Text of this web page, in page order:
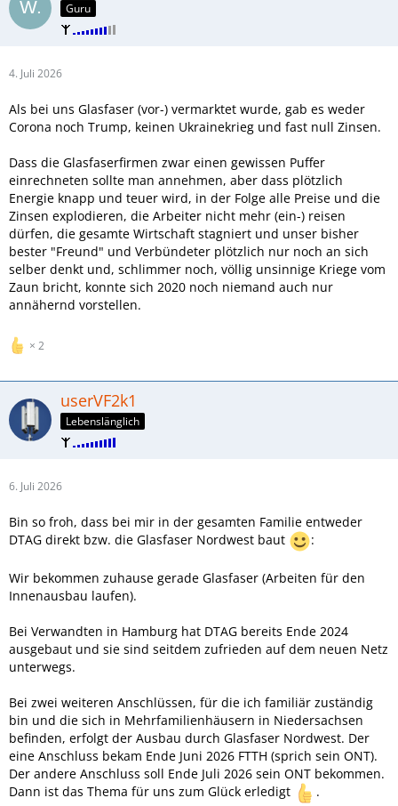
Guru
4. Juli 2026
Als bei uns Glasfaser (vor-) vermarktet wurde, gab es weder
Corona noch Trump, keinen Ukrainekrieg und fast null Zinsen.
Dass die Glasfaserfirmen zwar einen gewissen Puffer
einrechneten sollte man annehmen, aber dass plötzlich
Energie knapp und teuer wird, in der Folge alle Preise und die
Zinsen explodieren, die Arbeiter nicht mehr (ein-) reisen
dürfen, die gesamte Wirtschaft stagniert und unser bisher
bester "Freund" und Verbündeter plötzlich nur noch an sich
selber denkt und, schlimmer noch, völlig unsinnige Kriege vom
Zaun bricht, konnte sich 2020 noch niemand auch nur
annähernd vorstellen.
2
userVF2k1
Lebenslänglich
6. Juli 2026
Bin so froh, dass bei mir in der gesamten Familie entweder
DTAG direkt bzw. die Glasfaser Nordwest baut
:
Wir bekommen zuhause gerade Glasfaser (Arbeiten für den
Innenausbau laufen).
Bei Verwandten in Hamburg hat DTAG bereits Ende 2024
ausgebaut und sie sind seitdem zufrieden auf dem neuen Netz
unterwegs.
Bei zwei weiteren Anschlüssen, für die ich familiär zuständig
bin und die sich in Mehrfamilienhäusern in Niedersachsen
befinden, erfolgt der Ausbau durch Glasfaser Nordwest. Der
eine Anschluss bekam Ende Juni 2026 FTTH (sprich sein ONT).
Der andere Anschluss soll Ende Juli 2026 sein ONT bekommen.
Dann ist das Thema für uns zum Glück erledigt
.